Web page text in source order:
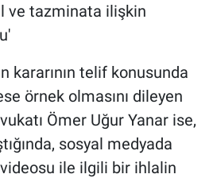
ve tazminata ilişkin
kararının telif konusunda
örnek olmasını dileyen
Ömer Uğur Yanar ise,
sosyal medyada
videosu ile ilgili bir ihlalin